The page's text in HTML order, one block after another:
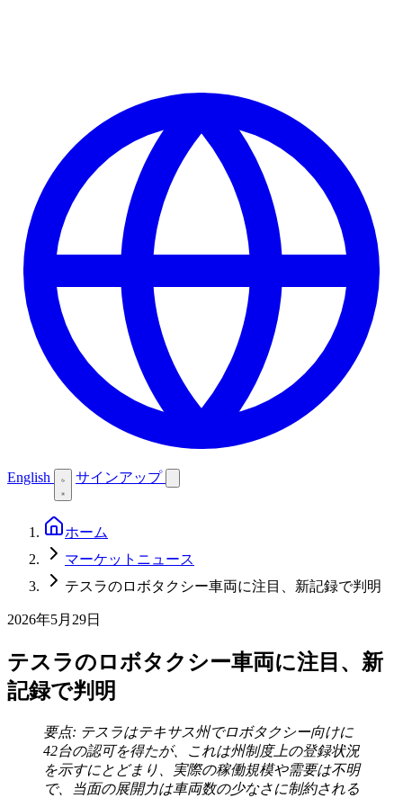
English サインアップ
ホーム
マーケットニュース
テスラのロボタクシー車両に注目、新記録で判明
2026年5月29日
テスラのロボタクシー車両に注目、新
記録で判明
要点: テスラはテキサス州でロボタクシー向けに
42台の認可を得たが、これは州制度上の登録状況
を示すにとどまり、実際の稼働規模や需要は不明
で、当面の展開力は車両数の少なさに制約される